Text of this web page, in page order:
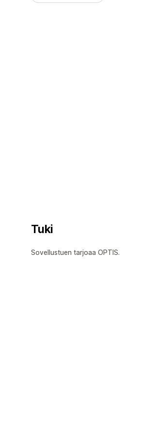
Tuki
Sovellustuen tarjoaa OPTIS.